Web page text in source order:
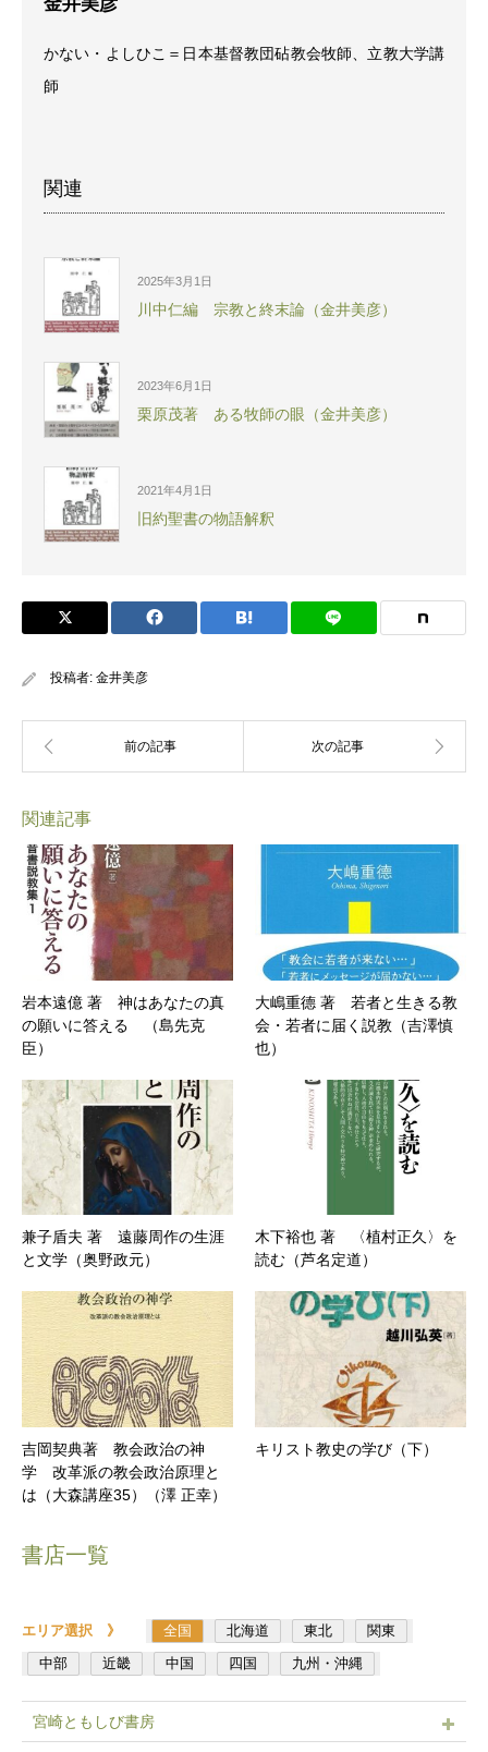
かない・よしひこ＝日本基督教団砧教会牧師、立教大学講
師
関連
2025年3月1日
川中仁編 宗教と終末論（金井美彦）
2023年6月1日
栗原茂著 ある牧師の眼（金井美彦）
2021年4月1日
旧約聖書の物語解釈
投稿者: 金井美彦
関連記事
岩本遠億 著 神はあなたの真
の願いに答える （島先克
臣）
大嶋重德 著 若者と生きる教
会・若者に届く説教（吉澤慎
也）
兼子盾夫 著 遠藤周作の生涯
と文学（奥野政元）
木下裕也 著 〈植村正久〉を
読む（芦名定道）
吉岡契典著 教会政治の神
学 改革派の教会政治原理と
は（大森講座35）（澤 正幸）
キリスト教史の学び（下）
書店一覧
エリア選択 》 全国 北海道 東北
関東
中部
近畿 中国 四国 九州・沖縄
宮崎ともしび書房